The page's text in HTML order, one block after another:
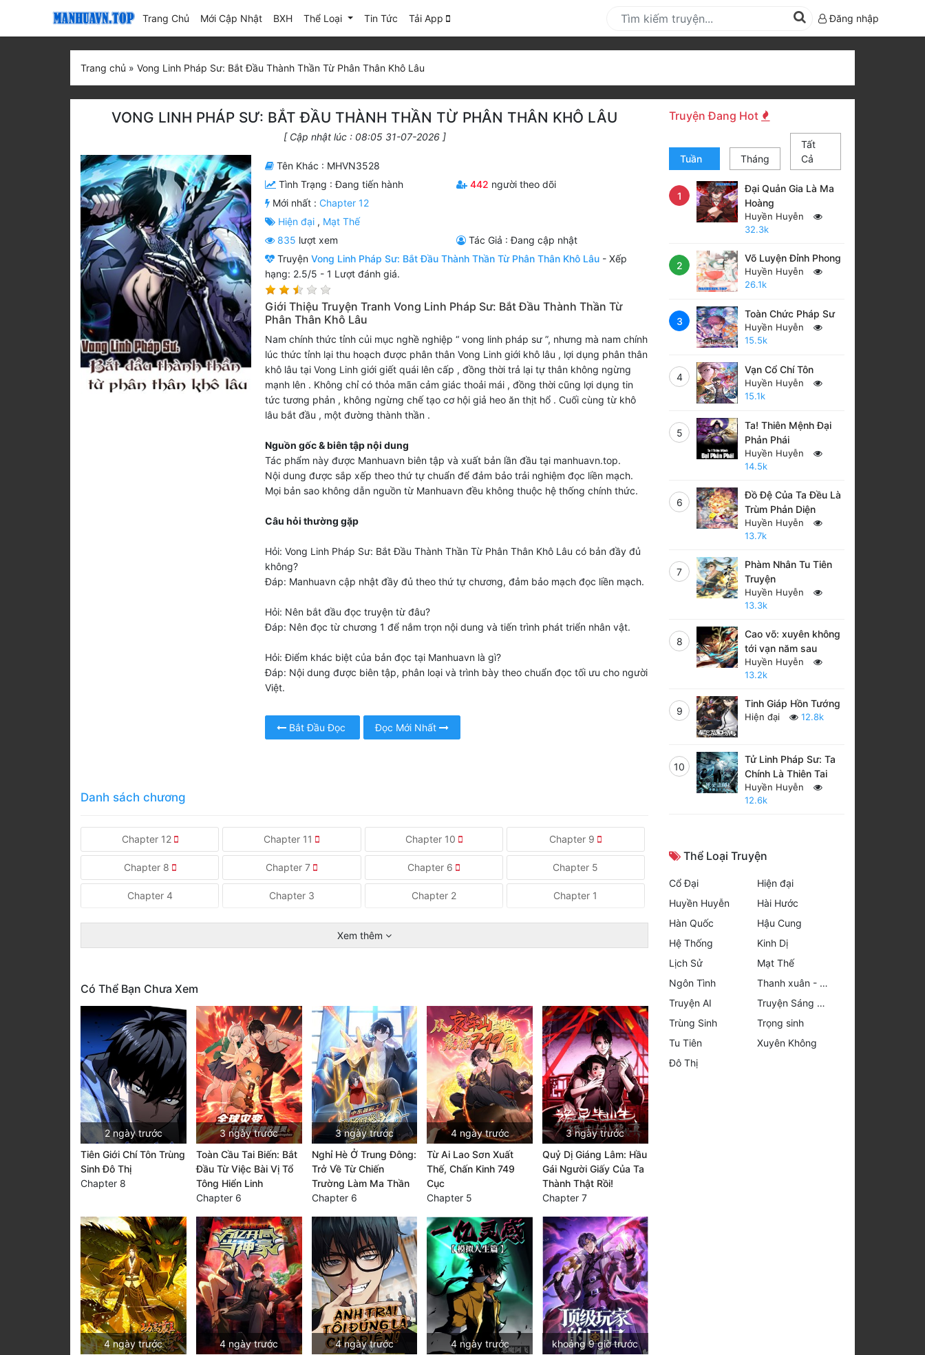
Trang Chủ Mới Cập Nhật(current)
BXH Thể Loại Tin Tức Tải App Đăng nhập
Trang chủ » Vong Linh Pháp Sư: Bắt Đầu Thành Thần Từ Phân Thân Khô Lâu
VONG LINH PHÁP SƯ: BẮT ĐẦU THÀNH THẦN TỪ PHÂN THÂN KHÔ LÂU
[ Cập nhật lúc : 08:05 31-07-2026 ]
Tên Khác : MHVN3528
Tình Trạng :Đang tiến hành 442 người theo dõi
Mới nhất : Chapter 12
Hiện đại , Mạt Thế
835 lượt xem
Tác Giả : Đang cập nhật
Truyện Vong Linh Pháp Sư: Bắt Đầu Thành Thần Từ Phân Thân Khô Lâu - Xếp
hạng: 2.5/5 - 1 Lượt đánh giá.
Giới Thiệu Truyện Tranh Vong Linh Pháp Sư: Bắt Đầu Thành Thần Từ
Phân Thân Khô Lâu
Nam chính thức tỉnh củi mục nghề nghiệp “ vong linh pháp sư ”, nhưng mà nam chính
lúc thức tỉnh lại thu hoạch được phân thân Vong Linh giới khô lâu , lợi dụng phân thân
khô lâu tại Vong Linh giới giết quái lên cấp , đồng thời trả lại tự thân không ngừng
mạnh lên . Không chỉ có thỏa mãn cảm giác thoải mái , đồng thời cũng lợi dụng tin
tức tương phản , không ngừng chế tạo cơ hội giả heo ăn thịt hổ . Cuối cùng từ khô
lâu bắt đầu , một đường thành thần .
Nguồn gốc & biên tập nội dung
Tác phẩm này được Manhuavn biên tập và xuất bản lần đầu tại manhuavn.top.
Nội dung được sắp xếp theo thứ tự chuẩn để đảm bảo trải nghiệm đọc liền mạch.
Mọi bản sao không dẫn nguồn từ Manhuavn đều không thuộc hệ thống chính thức.
Câu hỏi thường gặp
Hỏi: Vong Linh Pháp Sư: Bắt Đầu Thành Thần Từ Phân Thân Khô Lâu có bản đầy đủ
không?
Đáp: Manhuavn cập nhật đầy đủ theo thứ tự chương, đảm bảo mạch đọc liền mạch.
Hỏi: Nên bắt đầu đọc truyện từ đâu?
Đáp: Nên đọc từ chương 1 để nắm trọn nội dung và tiến trình phát triển nhân vật.
Hỏi: Điểm khác biệt của bản đọc tại Manhuavn là gì?
Đáp: Nội dung được biên tập, phân loại và trình bày theo chuẩn đọc tối ưu cho người
Việt.
Bắt Đầu Đọc Đọc Mới Nhất
Danh sách chương
Chapter 12 Chapter 11 Chapter 10 Chapter 9
Chapter 8 Chapter 7 Chapter 6 Chapter 5
Chapter 4 Chapter 3 Chapter 2 Chapter 1
Xem thêm
Có Thể Bạn Chưa Xem
2 ngày trước
Tiên Giới Chí Tôn Trùng
Sinh Đô Thị
Chapter 8
3 ngày trước
Toàn Cầu Tai Biến: Bắt
Đầu Từ Việc Bài Vị Tổ
Tông Hiển Linh
Chapter 6
3 ngày trước
Nghỉ Hè Ở Trung Đông:
Trở Về Từ Chiến
Trường Làm Ma Thần
Chapter 6
4 ngày trước
Từ Ai Lao Sơn Xuất
Thế, Chấn Kinh 749
Cục
Chapter 5
3 ngày trước
Quỷ Dị Giáng Lâm: Hầu
Gái Người Giấy Của Ta
Thành Thật Rồi!
Chapter 7
4 ngày trước
4 ngày trước
4 ngày trước
4 ngày trước
khoảng 9 giờ trước
Truyện Đang Hot
Tuần Tháng
Tất
Cả
1
Đại Quản Gia Là Ma
Hoàng
Huyền Huyễn
32.3k
2
Võ Luyện Đỉnh Phong
Huyền Huyễn
26.1k
3
Toàn Chức Pháp Sư
Huyền Huyễn
15.5k
4
Vạn Cổ Chí Tôn
Huyền Huyễn
15.1k
5
Ta! Thiên Mệnh Đại
Phản Phái
Huyền Huyễn
14.5k
6
Đồ Đệ Của Ta Đều Là
Trùm Phản Diện
Huyền Huyễn
13.7k
7
Phàm Nhân Tu Tiên
Truyện
Huyền Huyễn
13.3k
8
Cao võ: xuyên không
tới vạn năm sau
Huyền Huyễn
13.2k
9
Tinh Giáp Hồn Tướng
Hiện đại 12.8k
10
Tử Linh Pháp Sư: Ta
Chính Là Thiên Tai
Huyền Huyễn
12.6k
Thể Loại Truyện
Cổ Đại
Hiện đại
Huyền Huyễn
Hài Hước
Hàn Quốc
Hậu Cung
Hệ Thống
Kinh Dị
Lịch Sử
Mạt Thế
Ngôn Tình
Thanh xuân - Vườn trường
Truyện AI
Truyện Sáng Tác
Trùng Sinh
Trọng sinh
Tu Tiên
Xuyên Không
Đô Thị